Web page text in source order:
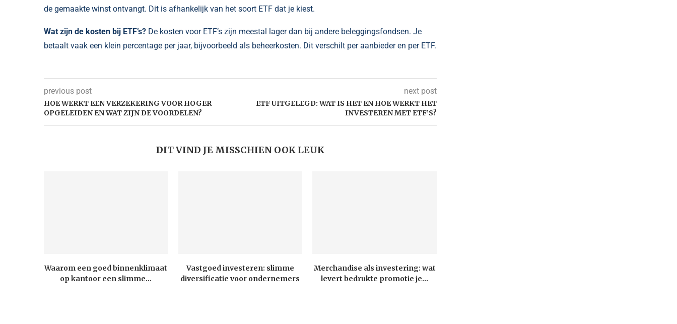
de gemaakte winst ontvangt. Dit is afhankelijk van het soort ETF dat je kiest.
Wat zijn de kosten bij ETF’s? De kosten voor ETF’s zijn meestal lager dan bij andere beleggingsfondsen. Je
betaalt vaak een klein percentage per jaar, bijvoorbeeld als beheerkosten. Dit verschilt per aanbieder en per ETF.
previous post
HOE WERKT EEN VERZEKERING VOOR HOGER
OPGELEIDEN EN WAT ZIJN DE VOORDELEN?
next post
ETF UITGELEGD: WAT IS HET EN HOE WERKT HET
INVESTEREN MET ETF’S?
DIT VIND JE MISSCHIEN OOK LEUK
Waarom een goed binnenklimaat
op kantoor een slimme...
Vastgoed investeren: slimme
diversificatie voor ondernemers
Merchandise als investering: wat
levert bedrukte promotie je...